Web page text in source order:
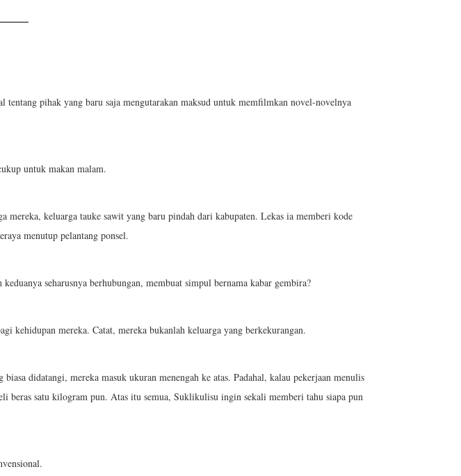
tentang pihak yang baru saja mengutarakan maksud untuk memfilmkan novel-novelnya
untuk makan malam.
keluarga tauke sawit yang baru pindah dari kabupaten. Lekas ia memberi kode
menutup pelantang ponsel.
seharusnya berhubungan, membuat simpul bernama kabar gembira?
kehidupan mereka. Catat, mereka bukanlah keluarga yang berkekurangan.
didatangi, mereka masuk ukuran menengah ke atas. Padahal, kalau pekerjaan menulis
beras satu kilogram pun. Atas itu semua, Suklikulisu ingin sekali memberi tahu siapa pun